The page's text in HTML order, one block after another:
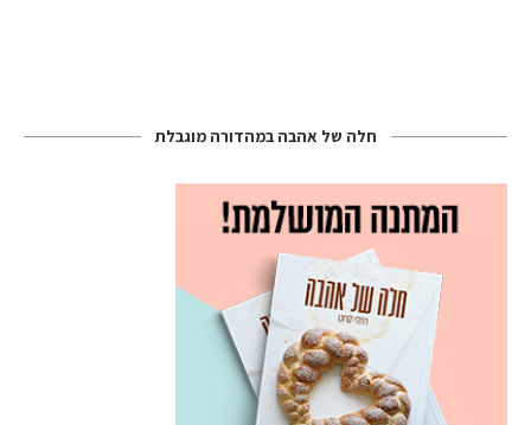
חלה של אהבה במהדורה מוגבלת